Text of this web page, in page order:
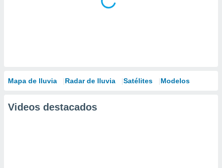
Mapa de lluvia Radar de lluvia Satélites Modelos
Videos destacados